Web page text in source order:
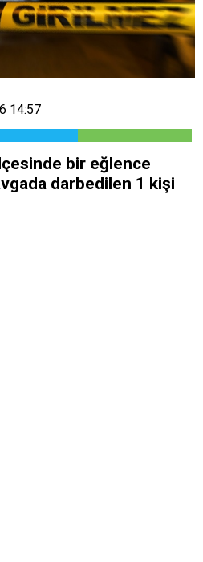
14:57
bir eğlence
darbedilen 1 kişi